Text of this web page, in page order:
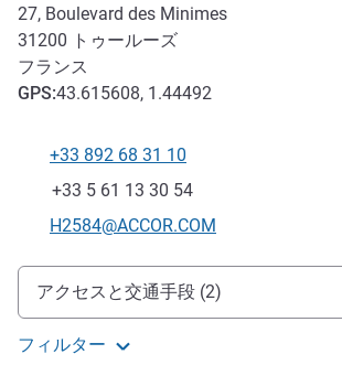
27, Boulevard des Minimes
31200 トゥールーズ
フランス
GPS:43.615608, 1.44492
電話番号
+33 892 68 31 10
ファックス
+33 5 61 13 30 54
Eメール
H2584@ACCOR.COM
アクセスと交通機関
アクセスと交通手段 (2)
フィルター